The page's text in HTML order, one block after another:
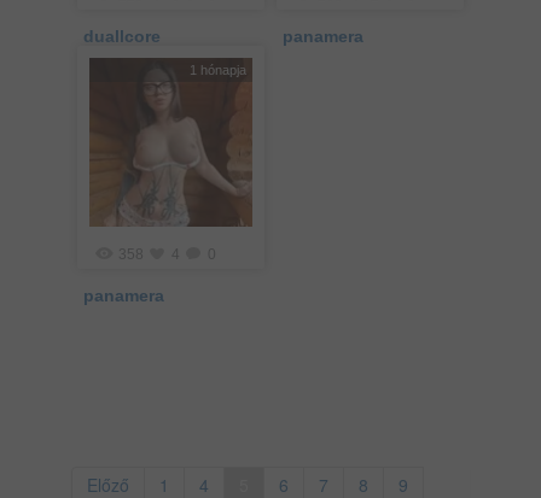
duallcore panamera
1 hónapja
358
panamera
Előző 1 4 6 7 8
9